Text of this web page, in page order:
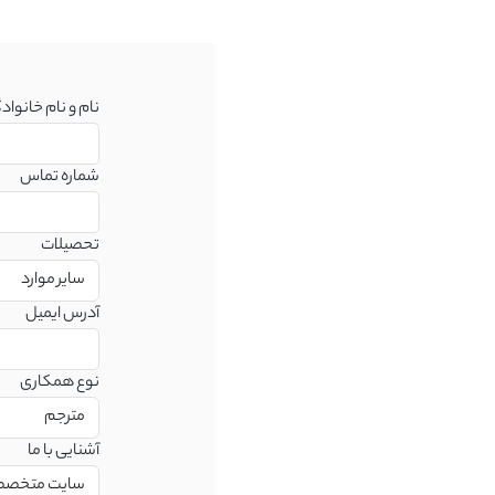
نام و نام
شماره تماس
تحصیلات
آدرس ایمیل
نوع همکاری
آشنایی با ما